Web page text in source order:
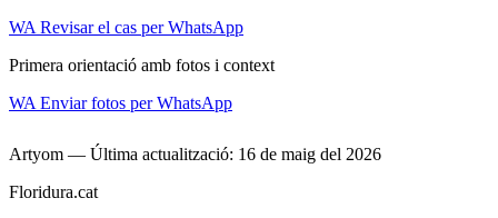
WA Revisar el cas per WhatsApp
Primera orientació amb fotos i context
WA Enviar fotos per WhatsApp
Artyom — Última actualització: 16 de maig del 2026
Floridura.cat